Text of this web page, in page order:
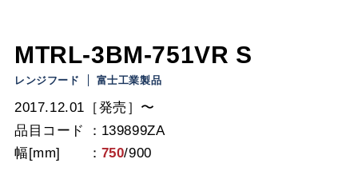
MTRL-3BM-751VR S
レンジフード 富士工業製品
2017.12.01［発売］〜
品目コード
139899ZA
幅[mm]
750/900